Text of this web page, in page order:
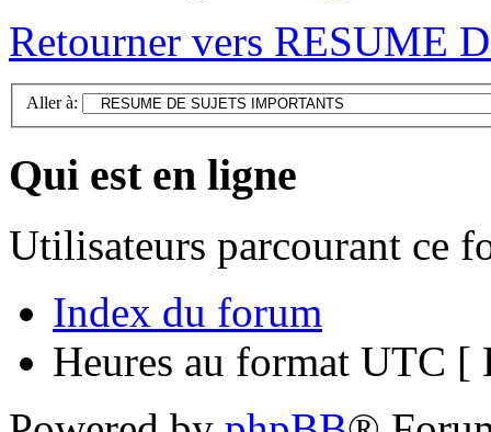
Retourner vers RESUME
Aller à:
Qui est en ligne
Utilisateurs parcourant ce
Index du forum
Heures au format UTC [